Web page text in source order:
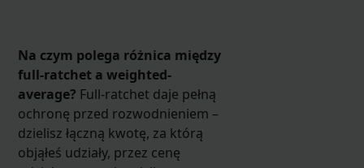
Na czym polega różnica między
full-ratchet a weighted-
average? Full-ratchet daje pełną
ochronę przed rozwodnieniem –
dzielisz łączną kwotę, za którą
objąłeś udziały, przez cenę